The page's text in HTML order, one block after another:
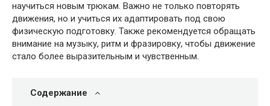
научиться новым трюкам. Важно не только повторять
движения, но и учиться их адаптировать под свою
физическую подготовку. Также рекомендуется обращать
внимание на музыку, ритм и фразировку, чтобы движение
стало более выразительным и чувственным.
Содержание